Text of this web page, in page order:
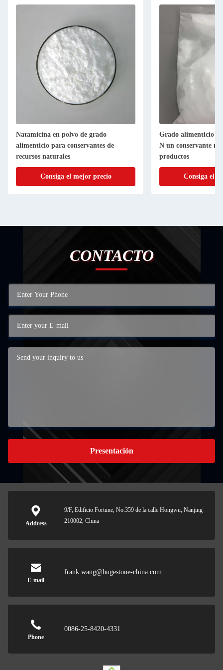
Natamicina en polvo de grado
alimenticio para conservantes de
recursos naturales
Consiga el mejor precio
Grado alimenticio
N un conservante
productos
Consiga el
CONTACTO
Presentación
Address
9/F, Edificio Fortune, No.359 de la calle Hongwu, Nanjing
210002, China
E-mail
frank.wang@hugestone-china.com
Phone
0086-25-8420-4331